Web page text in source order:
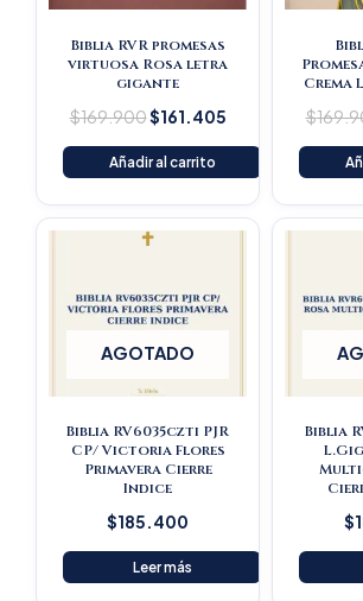
Biblia RVR promesas
virtuosa Rosa letra
gigante
$169.900$161.405
Añadir al carrito
Crema
$
AGOTADO
Biblia RV6035czti PJR
CP/ Victoria Flores
Primavera Cierre
Indice
$185.400
Leer más
Biblia
$